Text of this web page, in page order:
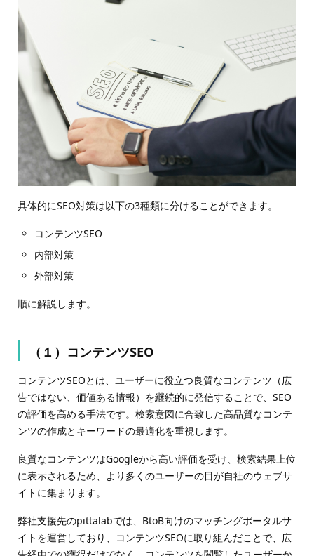
具体的にSEO対策は以下の3種類に分けることができます。
コンテンツSEO
内部対策
外部対策
順に解説します。
（１）コンテンツSEO
コンテンツSEOとは、ユーザーに役立つ良質なコンテンツ（広
告ではない、価値ある情報）を継続的に発信することで、SEO
の評価を高める手法です。検索意図に合致した高品質なコンテ
ンツの作成とキーワードの最適化を重視します。
良質なコンテンツはGoogleから高い評価を受け、検索結果上位
に表示されるため、より多くのユーザーの目が自社のウェブサ
イトに集まります。
弊社支援先のpittalabでは、BtoB向けのマッチングポータルサ
イトを運営しており、コンテンツSEOに取り組んだことで、広